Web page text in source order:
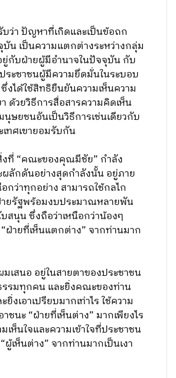
ว่า ปัญหาที่เกิดและเป็นข้อถก
บัน เป็นความแตกต่างระหว่างกลุ่ม
กับฝ่ายผู้มีอำนาจในปัจจุบัน กับ
ระชาชนผู้มีความยึดมั่นในระบอบ
งได้ใช้สิทธิยืนยันความเห็นความ
ด้วยวิธีการสื่อสารความคิดเห็น
ษยชนอันเป็นวิธีการเช่นเดียวกับ
ทศเขายอมรับกัน
ที่ “คณะของคุณมีชัย” กำลัง
ผลักดันอย่างสุดกำลังนั้น อยู่ภาย
กว่าทุกอย่าง สามารถใช้กลไก
ยรัฐพร้อมงบประมาณหลายพัน
สนุน ซึ่งถือว่าเหนือกว่าน้องๆ
ฝ่ายที่เห็นแตกต่าง” จากท่านมาก
มเสนอ อยู่ในสายตาของประชาชน
รมทุกคน และยิ่งคณะของท่าน
งเอาเปรียบมากเท่าไร ใช้ความ
าชนะ “ฝ่ายที่เห็นต่าง” มากเพียงไร
เห็นใจและความเข้าใจที่ประชาชน
เห็นต่าง” จากท่านมากเป็นเงา